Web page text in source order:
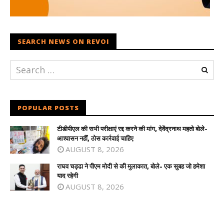
SEARCH NEWS ON REVOI
POPULAR POSTS
टीडीपीएल की सभी परीक्षाएं रद्द करने की मांग, देवेंद्रनाथ महतो बोले-
आश्वासन नहीं, ठोस कार्रवाई चाहिए
AUGUST 8, 2026
राघव चड्ढा ने पीएम मोदी से की मुलाकात, बोले- एक सुबह जो हमेशा
याद रहेगी
AUGUST 8, 2026